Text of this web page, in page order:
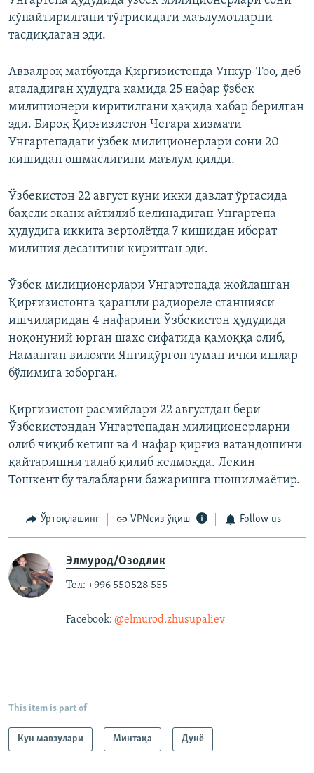
кўпайтирилгани тўғрисидаги маълумотларни
тасдиқлаган эди.
Аввалроқ матбуотда Қирғизистонда Ункур-Тоо, деб
аталадиган ҳудудга камида 25 нафар ўзбек
милиционери киритилгани ҳақида хабар берилган
эди. Бироқ Қирғизистон Чегара хизмати
Унгартепадаги ўзбек милиционерлари сони 20
кишидан ошмаслигини маълум қилди.
Ўзбекистон 22 август куни икки давлат ўртасида
баҳсли экани айтилиб келинадиган Унгартепа
ҳудудига иккита вертолётда 7 кишидан иборат
милиция десантини киритган эди.
Ўзбек милиционерлари Унгартепада жойлашган
Қирғизистонга қарашли радиореле станцияси
ишчиларидан 4 нафарини Ўзбекистон ҳудудида
ноқонуний юрган шахс сифатида қамоққа олиб,
Наманган вилояти Янгиқўрғон туман ички ишлар
бўлимига юборган.
Қирғизистон расмийлари 22 августдан бери
Ўзбекистондан Унгартепадан милиционерларни
олиб чиқиб кетиш ва 4 нафар қирғиз ватандошини
қайтаришни талаб қилиб келмоқда. Лекин
Тошкент бу талабларни бажаришга шошилмаётир.
Ўртоқлашинг VPNсиз ўқиш Follow us
Элмурод/Озодлик
Тел: +996 550528 555
Facebook: @elmurod.zhusupaliev
This item is part of
Кун мавзулари Минтақа Дунë